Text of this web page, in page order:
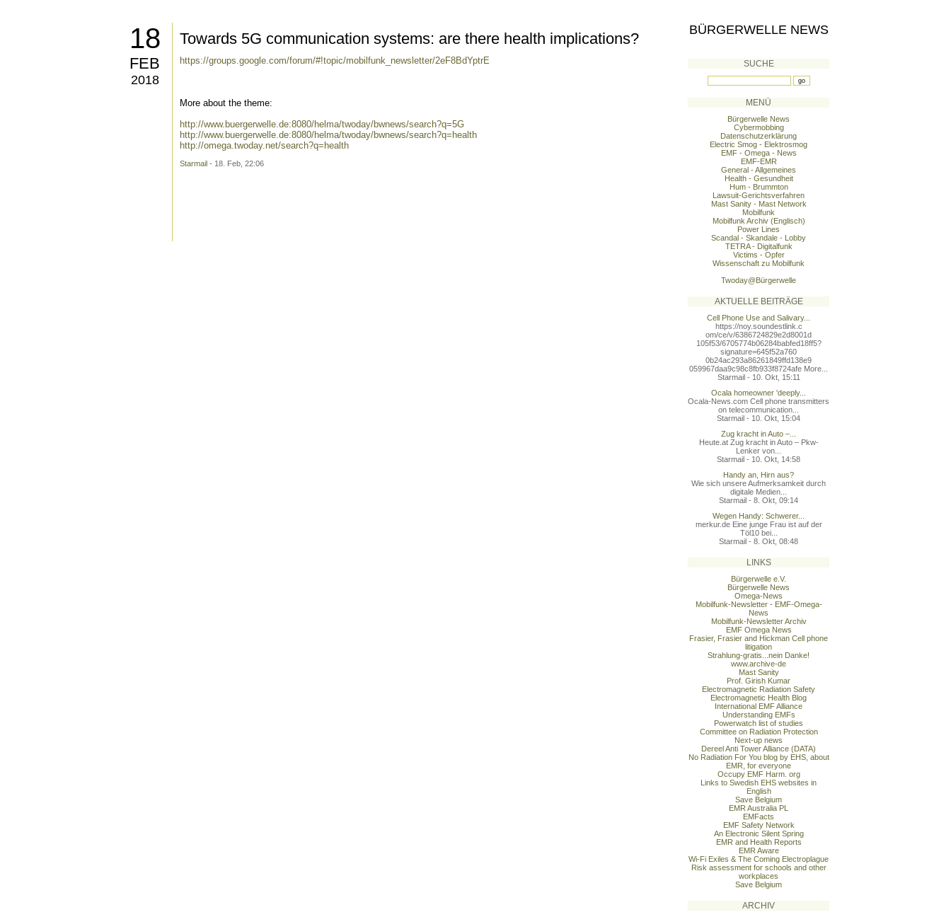
18
FEB
2018
Towards 5G communication systems: are there health implications?
https://groups.google.com/forum/#!topic/mobilfunk_newsletter/2eF8BdYptrE
More about the theme:
http://www.buergerwelle.de:8080/helma/twoday/bwnews/search?q=5G
http://www.buergerwelle.de:8080/helma/twoday/bwnews/search?q=health
http://omega.twoday.net/search?q=health
Starmail - 18. Feb, 22:06
BÜRGERWELLE NEWS
SUCHE
MENÜ
Bürgerwelle News
Cybermobbing
Datenschutzerklärung
Electric Smog - Elektrosmog
EMF - Omega - News
EMF-EMR
General - Allgemeines
Health - Gesundheit
Hum - Brummton
Lawsuit-Gerichtsverfahren
Mast Sanity - Mast Network
Mobilfunk
Mobilfunk Archiv (Englisch)
Power Lines
Scandal - Skandale - Lobby
TETRA - Digitalfunk
Victims - Opfer
Wissenschaft zu Mobilfunk
Twoday@Bürgerwelle
AKTUELLE BEITRÄGE
Cell Phone Use and Salivary...
https://noy.soundestlink.c
om/ce/v/6386724829e2d8001d
105f53/6705774b06284babfed18ff5?
signature=645f52a760
0b24ac293a86261849ffd138e9
059967daa9c98c8fb933f8724afe More...
Starmail - 10. Okt, 15:11
Ocala homeowner 'deeply...
Ocala-News.com Cell phone transmitters
on telecommunication...
Starmail - 10. Okt, 15:04
Zug kracht in Auto –...
Heute.at Zug kracht in Auto – Pkw-
Lenker von...
Starmail - 10. Okt, 14:58
Handy an, Hirn aus?
Wie sich unsere Aufmerksamkeit durch
digitale Medien...
Starmail - 8. Okt, 09:14
Wegen Handy: Schwerer...
merkur.de Eine junge Frau ist auf der
Töl10 bei...
Starmail - 8. Okt, 08:48
LINKS
Bürgerwelle e.V.
Bürgerwelle News
Omega-News
Mobilfunk-Newsletter - EMF-Omega-
News
Mobilfunk-Newsletter Archiv
EMF Omega News
Frasier, Frasier and Hickman Cell phone
litigation
Strahlung-gratis...nein Danke!
www.archive-de
Mast Sanity
Prof. Girish Kumar
Electromagnetic Radiation Safety
Electromagnetic Health Blog
International EMF Alliance
Understanding EMFs
Powerwatch list of studies
Committee on Radiation Protection
Next-up news
Dereel Anti Tower Alliance (DATA)
No Radiation For You blog by EHS, about
EMR, for everyone
Occupy EMF Harm. org
Links to Swedish EHS websites in
English
Save Belgium
EMR Australia PL
EMFacts
EMF Safety Network
An Electronic Silent Spring
EMR and Health Reports
EMR Aware
Wi-Fi Exiles & The Coming Electroplague
Risk assessment for schools and other
workplaces
Save Belgium
ARCHIV